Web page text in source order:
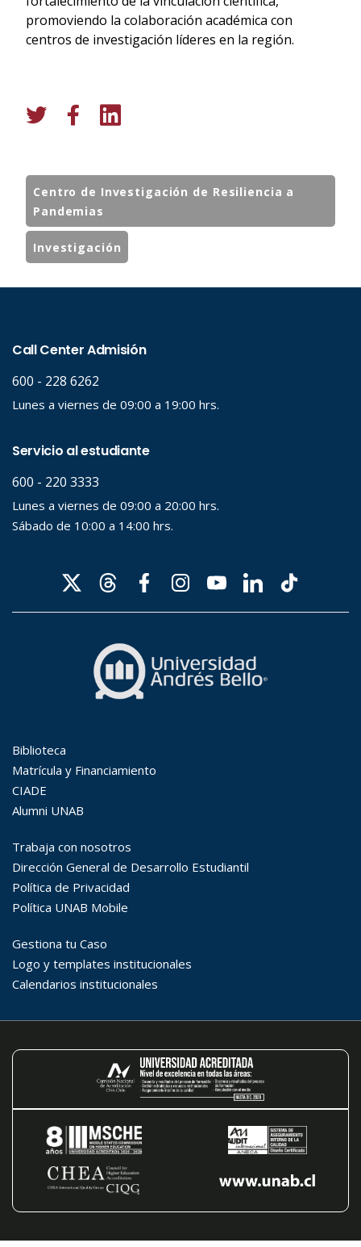
promoviendo la colaboración académica con
centros de investigación líderes en la región.
Centro de Investigación de Resiliencia a
Pandemias
Investigación